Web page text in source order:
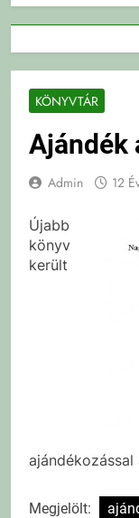
KÖNYVTÁR
Ajándék
Admin 12
Újabb
könyv
került
Megjelölt: